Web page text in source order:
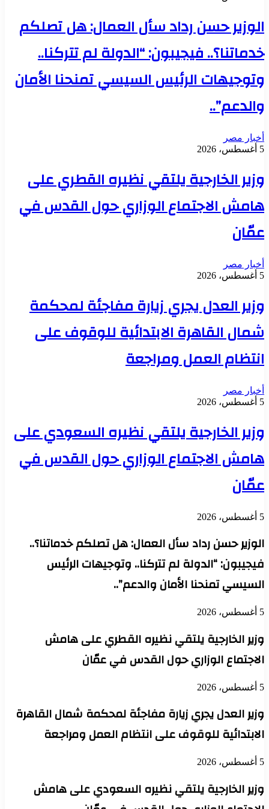
الوزير حسن رداد سأل العمال: هل تصلكم
خدماتنا؟.. فيجيبون: “الدولة لم تتركنا..
وتوجيهات الرئيس السيسي تمنحنا الأمان
والدعم”..
أخبار مصر
5 أغسطس، 2026
وزير الخارجية يلتقي نظيره القطري على
هامش الاجتماع الوزاري حول القدس في
عمّان
أخبار مصر
5 أغسطس، 2026
وزير العدل يجري زيارة مفاجئة لمحكمة
شمال القاهرة الابتدائية للوقوف على
انتظام العمل ومراجعة
أخبار مصر
5 أغسطس، 2026
وزير الخارجية يلتقي نظيره السعودي على
هامش الاجتماع الوزاري حول القدس في
عمّان
5 أغسطس، 2026
الوزير حسن رداد سأل العمال: هل تصلكم خدماتنا؟..
فيجيبون: “الدولة لم تتركنا.. وتوجيهات الرئيس
السيسي تمنحنا الأمان والدعم”..
5 أغسطس، 2026
وزير الخارجية يلتقي نظيره القطري على هامش
الاجتماع الوزاري حول القدس في عمّان
5 أغسطس، 2026
وزير العدل يجري زيارة مفاجئة لمحكمة شمال القاهرة
الابتدائية للوقوف على انتظام العمل ومراجعة
5 أغسطس، 2026
وزير الخارجية يلتقي نظيره السعودي على هامش